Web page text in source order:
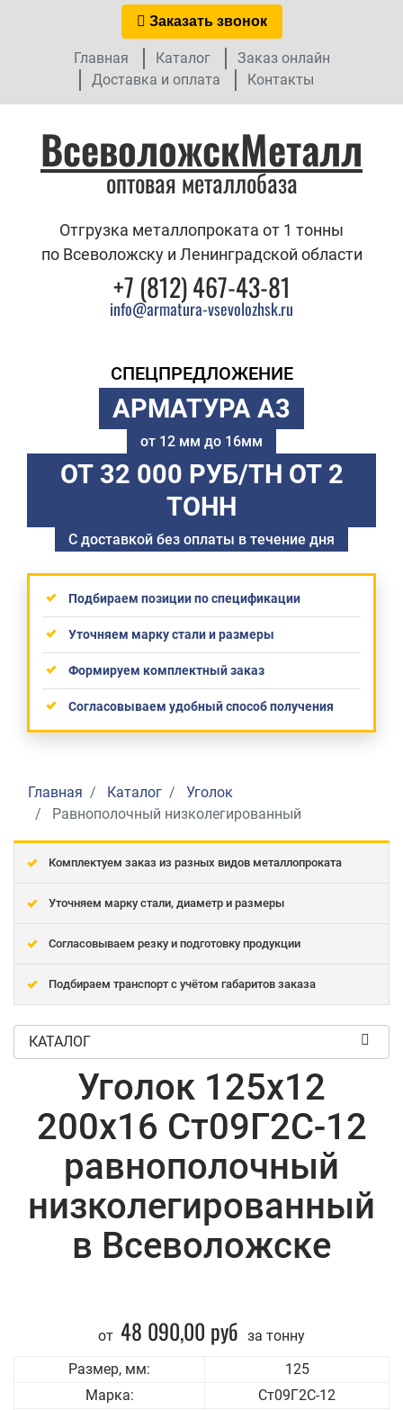
Заказать звонок
Главная Каталог
Заказ онлайн
Доставка и оплата
Контакты
ВсеволожскМеталл
оптовая металлобаза
Отгрузка металлопроката от 1 тонны
по Всеволожску и Ленинградской области
+7 (812) 467-43-81
info@armatura-vsevolozhsk.ru
СПЕЦПРЕДЛОЖЕНИЕ
АРМАТУРА А3
от 12 мм до 16мм
ОТ 32 000 РУБ/ТН ОТ 2
ТОНН
С доставкой без оплаты в течение дня
Подбираем позиции по спецификации
Уточняем марку стали и размеры
Формируем комплектный заказ
Согласовываем удобный способ получения
Главная Каталог
Уголок
Равнополочный низколегированный
Комплектуем заказ из разных видов металлопроката
Уточняем марку стали, диаметр и размеры
Согласовываем резку и подготовку продукции
Подбираем транспорт с учётом габаритов заказа
КАТАЛОГ
Уголок 125x12
200x16 Ст09Г2С-12
равнополочный
низколегированный
в Всеволожске
от 48 090,00 руб за тонну
Размер, мм:
125
Марка:
Ст09Г2С-12